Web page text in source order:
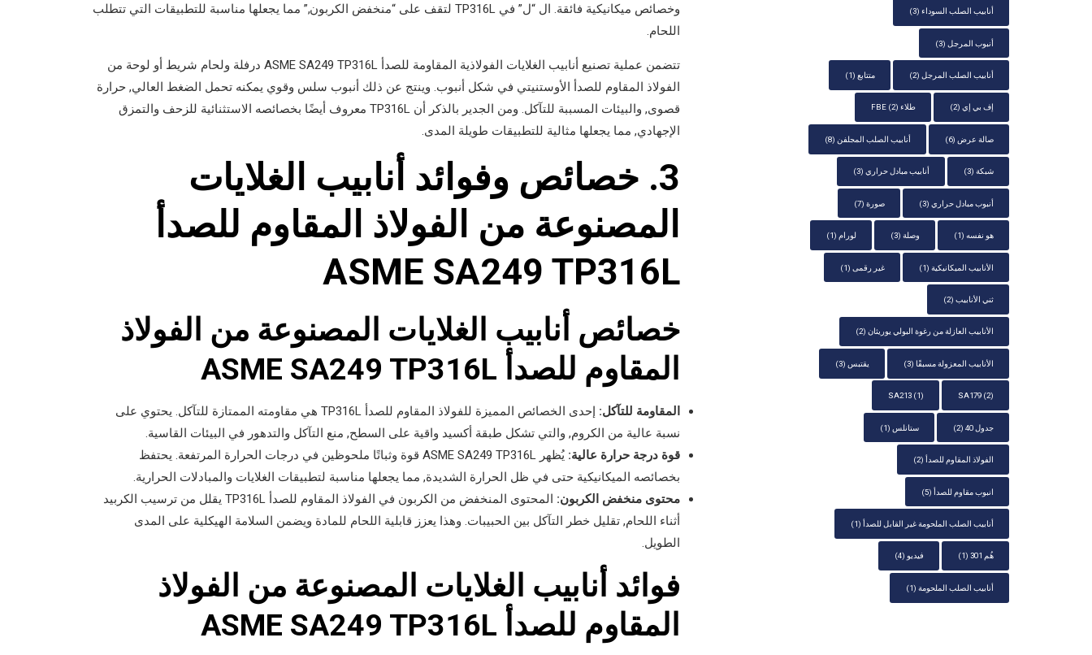
وخصائص ميكانيكية فائقة. ال “ل” في TP316L لتقف على “منخفض الكربون,” مما يجعلها مناسبة للتطبيقات التي تتطلب
اللحام.
تتضمن عملية تصنيع أنابيب الغلايات الفولاذية المقاومة للصدأ ASME SA249 TP316L درفلة ولحام شريط أو لوحة من
الفولاذ المقاوم للصدأ الأوستنيتي في شكل أنبوب. وينتج عن ذلك أنبوب سلس وقوي يمكنه تحمل الضغط العالي, حرارة
قصوى, والبيئات المسببة للتآكل. ومن الجدير بالذكر أن TP316L معروف أيضًا بخصائصه الاستثنائية للزحف والتمزق
الإجهادي, مما يجعلها مثالية للتطبيقات طويلة المدى.
3. خصائص وفوائد أنابيب الغلايات
المصنوعة من الفولاذ المقاوم للصدأ
ASME SA249 TP316L
خصائص أنابيب الغلايات المصنوعة من الفولاذ
المقاوم للصدأ ASME SA249 TP316L
المقاومة للتآكل:
إحدى الخصائص المميزة للفولاذ المقاوم للصدأ TP316L هي مقاومته الممتازة للتآكل. يحتوي على
نسبة عالية من الكروم, والتي تشكل طبقة أكسيد واقية على السطح, منع التآكل والتدهور في البيئات القاسية.
قوة درجة حرارة عالية:
يُظهر ASME SA249 TP316L قوة وثباتًا ملحوظين في درجات الحرارة المرتفعة. يحتفظ
بخصائصه الميكانيكية حتى في ظل الحرارة الشديدة, مما يجعلها مناسبة لتطبيقات الغلايات والمبادلات الحرارية.
محتوى منخفض الكربون:
المحتوى المنخفض من الكربون في الفولاذ المقاوم للصدأ TP316L يقلل من ترسيب الكربيد
أثناء اللحام, تقليل خطر التآكل بين الحبيبات. وهذا يعزز قابلية اللحام للمادة ويضمن السلامة الهيكلية على المدى
الطويل.
فوائد أنابيب الغلايات المصنوعة من الفولاذ
المقاوم للصدأ ASME SA249 TP316L
أنابيب الصلب السوداء (3)
أنبوب المرجل (3)
أنابيب الصلب المرجل (2) متتابع (1)
إف بي إي (2) طلاء FBE (2)
صالة عرض (6) أنابيب الصلب المجلفن (8)
شبكة (3) أنابيب مبادل حراري (3)
أنبوب مبادل حراري (3) صورة (7)
هو نفسه (1) وصلة (3) لورام (1)
الأنابيب الميكانيكية (1) غير رقمى (1)
ثني الأنابيب (2)
الأنابيب العازلة من رغوة البولي يوريثان (2)
الأنابيب المعزولة مسبقًا (3) يقتبس (3)
SA179(2)
SA213(1)
جدول 40 (2) ستانلس (1)
الفولاذ المقاوم للصدأ (2)
انبوب مقاوم للصدأ (5)
أنابيب الصلب الملحومة غير القابل للصدأ (1)
هُم 301 (1) فيديو (4)
أنابيب الصلب الملحومة (1)